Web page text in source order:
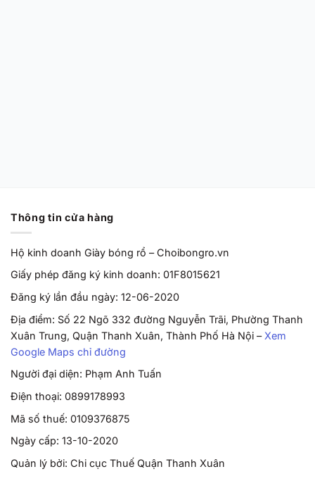
Thông tin cửa hàng
Hộ kinh doanh Giày bóng rổ – Choibongro.vn
Giấy phép đăng ký kinh doanh: 01F8015621
Đăng ký lần đầu ngày: 12-06-2020
Địa điểm: Số 22 Ngõ 332 đường Nguyễn Trãi, Phường Thanh
Xuân Trung, Quận Thanh Xuân, Thành Phố Hà Nội – Xem
Google Maps chỉ đường
Người đại diện: Phạm Anh Tuấn
Điện thoại: 0899178993
Mã số thuế: 0109376875
Ngày cấp: 13-10-2020
Quản lý bởi: Chi cục Thuế Quận Thanh Xuân